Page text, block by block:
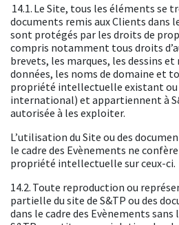
14.1. Le Site, tous les éléments se
documents remis aux Clients dans
sont protégés par les droits de
compris notamment tous droits
brevets, les marques, les dessins et
données, les noms de domaine et
propriété intellectuelle existant
international) et appartiennent à
autorisée à les exploiter.
L’utilisation du Site ou des
le cadre des Evènements ne
propriété intellectuelle sur ceux-ci.
14.2. Toute reproduction ou
partielle du site de S&TP ou des
dans le cadre des Evènements